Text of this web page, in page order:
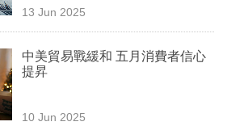
13 Jun 2025
中美貿易戰緩和 五月消費者信心
提昇
10 Jun 2025